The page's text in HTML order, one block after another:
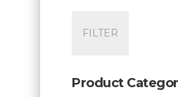
FILTER
Product